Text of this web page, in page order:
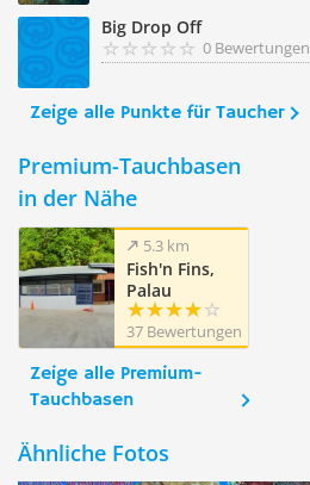
Big Drop Off
0 Bewertungen
Zeige alle Punkte für Taucher
Premium-Tauchbasen
in der Nähe
5.3 km
Fish'n Fins,
Palau
37 Bewertungen
Zeige alle Premium-
Tauchbasen
Ähnliche Fotos